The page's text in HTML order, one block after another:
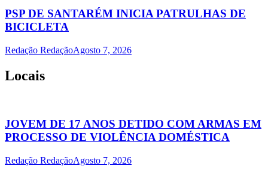
PSP DE SANTARÉM INICIA PATRULHAS DE
BICICLETA
Redação RedaçãoAgosto 7, 2026
Locais
JOVEM DE 17 ANOS DETIDO COM ARMAS EM
PROCESSO DE VIOLÊNCIA DOMÉSTICA
Redação RedaçãoAgosto 7, 2026